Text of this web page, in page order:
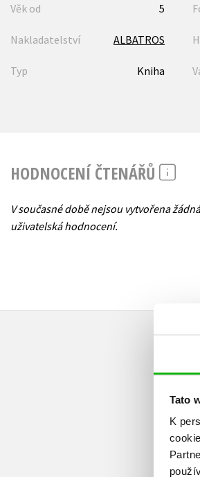
Tato
K
Věk od 5
Nakladatelství ALBATROS
Typ Kniha
HODNOCENÍ ČTENÁŘŮ
V současné době nejsou vytvořena žádná
uživatelská hodnocení.